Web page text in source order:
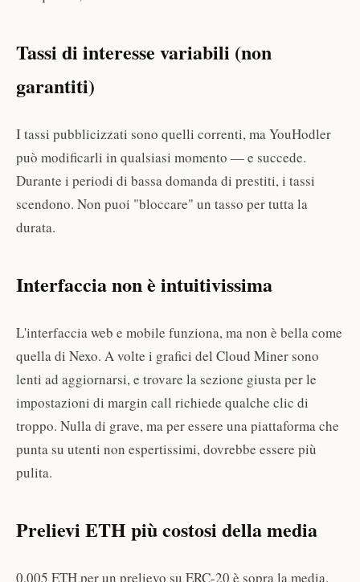
Tassi di interesse variabili (non
garantiti)
I tassi pubblicizzati sono quelli correnti, ma YouHodler
può modificarli in qualsiasi momento — e succede.
Durante i periodi di bassa domanda di prestiti, i tassi
scendono. Non puoi "bloccare" un tasso per tutta la
durata.
Interfaccia non è intuitivissima
L'interfaccia web e mobile funziona, ma non è bella come
quella di Nexo. A volte i grafici del Cloud Miner sono
lenti ad aggiornarsi, e trovare la sezione giusta per le
impostazioni di margin call richiede qualche clic di
troppo. Nulla di grave, ma per essere una piattaforma che
punta su utenti non espertissimi, dovrebbe essere più
pulita.
Prelievi ETH più costosi della media
0,005 ETH per un prelievo su ERC-20 è sopra la media.